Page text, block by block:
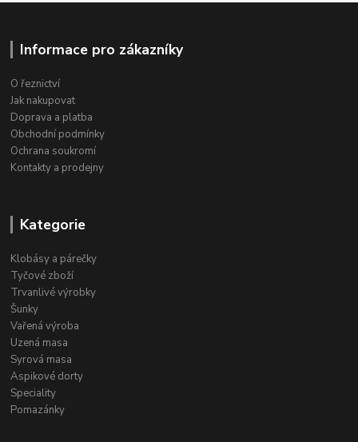
Informace pro zákazníky
O řeznictví
Jak nakupovat
Doprava a platba
Obchodní podmínky
Ochrana soukromí
Kontakty a prodejny
Kategorie
Klobásy a párečky
Tyčové zboží
Trvanlivé výrobky
Šunky
Vařená výroba
Uzená masa
Syrová masa
Aspikové dorty
Speciality
Pomazánky